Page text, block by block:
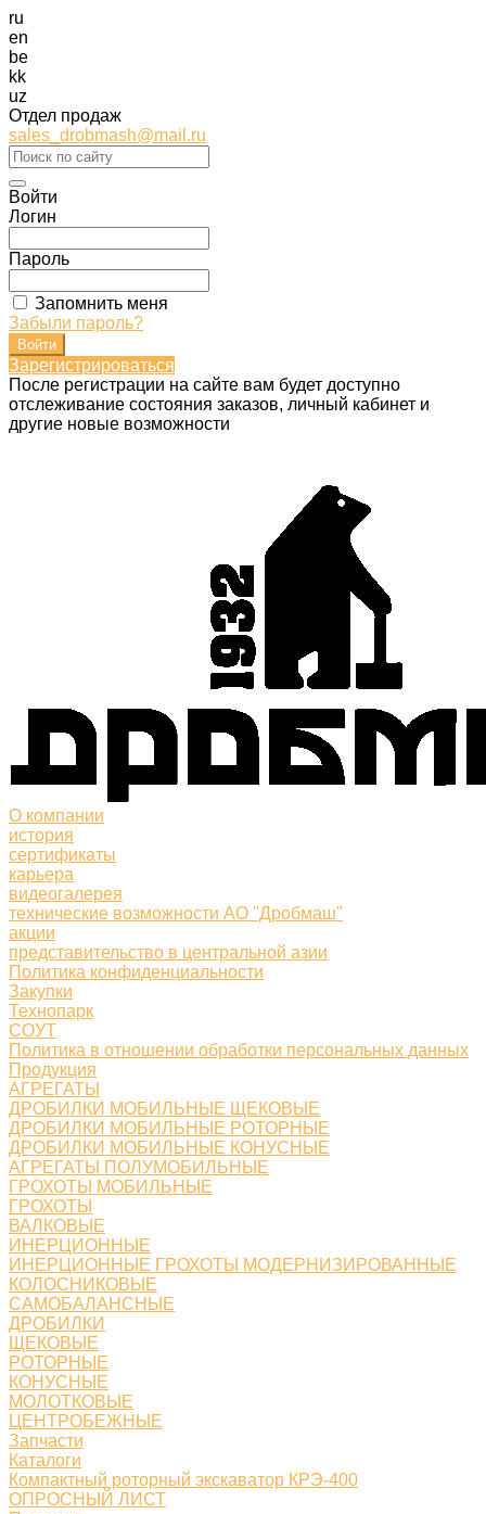
ru
en
be
kk
uz
Отдел продаж
sales_drobmash@mail.ru
Войти
Логин
Пароль
Запомнить меня
Забыли пароль?
Зарегистрироваться
После регистрации на сайте вам будет доступно
отслеживание состояния заказов, личный кабинет и
другие новые возможности
О компании
история
сертификаты
карьера
видеогалерея
технические возможности АО "Дробмаш"
акции
представительство в центральной азии
Политика конфиденциальности
Закупки
Технопарк
СОУТ
Политика в отношении обработки персональных данных
Продукция
АГРЕГАТЫ
ДРОБИЛКИ МОБИЛЬНЫЕ ЩЕКОВЫЕ
ДРОБИЛКИ МОБИЛЬНЫЕ РОТОРНЫЕ
ДРОБИЛКИ МОБИЛЬНЫЕ КОНУСНЫЕ
АГРЕГАТЫ ПОЛУМОБИЛЬНЫЕ
ГРОХОТЫ МОБИЛЬНЫЕ
ГРОХОТЫ
ВАЛКОВЫЕ
ИНЕРЦИОННЫЕ
ИНЕРЦИОННЫЕ ГРОХОТЫ МОДЕРНИЗИРОВАННЫЕ
КОЛОСНИКОВЫЕ
САМОБАЛАНСНЫЕ
ДРОБИЛКИ
ЩЕКОВЫЕ
РОТОРНЫЕ
КОНУСНЫЕ
МОЛОТКОВЫЕ
ЦЕНТРОБЕЖНЫЕ
Запчасти
Каталоги
Компактный роторный экскаватор КРЭ-400
ОПРОСНЫЙ ЛИСТ